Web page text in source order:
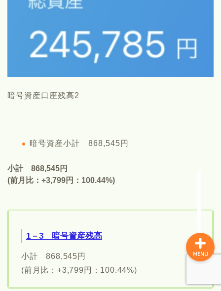
暗号資産口座残高2
暗号資産小計 868,545円
小計 868,545円
(前月比：+3,799円：100.44%)
1－3 暗号資産残高
小計 868,545円
(前月比：+3,799円：100.44%)
MENU
このブログについて